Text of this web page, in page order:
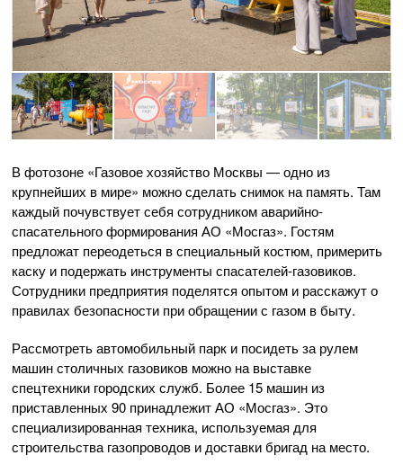
В фотозоне «Газовое хозяйство Москвы — одно из
крупнейших в мире» можно сделать снимок на память. Там
каждый почувствует себя сотрудником аварийно-
спасательного формирования АО «Мосгаз». Гостям
предложат переодеться в специальный костюм, примерить
каску и подержать инструменты спасателей-газовиков.
Сотрудники предприятия поделятся опытом и расскажут о
правилах безопасности при обращении с газом в быту.
Рассмотреть автомобильный парк и посидеть за рулем
машин столичных газовиков можно на выставке
спецтехники городских служб. Более 15 машин из
приставленных 90 принадлежит АО «Мосгаз». Это
специализированная техника, используемая для
строительства газопроводов и доставки бригад на место.